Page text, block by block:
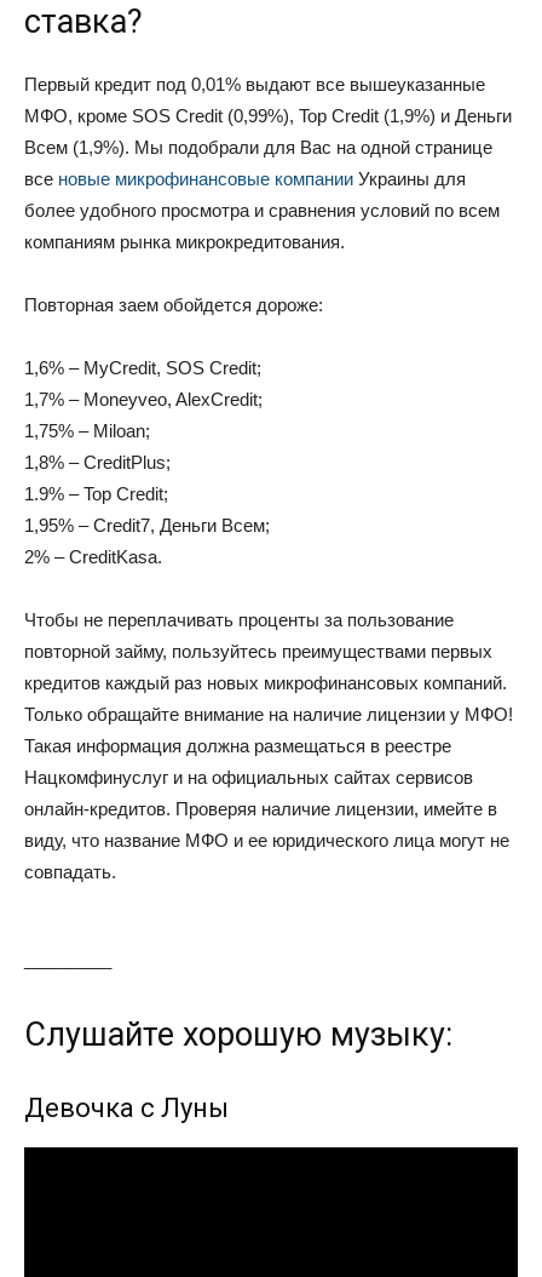
ставка?
Первый кредит под 0,01% выдают все вышеуказанные
МФО, кроме SOS Credit (0,99%), Top Credit (1,9%) и Деньги
Всем (1,9%). Мы подобрали для Вас на одной странице
все новые микрофинансовые компании Украины для
более удобного просмотра и сравнения условий по всем
компаниям рынка микрокредитования.
Повторная заем обойдется дороже:
1,6% – MyCredit, SOS Credit;
1,7% – Moneyveo, AlexCredit;
1,75% – Miloan;
1,8% – CreditPlus;
1.9% – Top Credit;
1,95% – Credit7, Деньги Всем;
2% – CreditKasa.
Чтобы не переплачивать проценты за пользование
повторной займу, пользуйтесь преимуществами первых
кредитов каждый раз новых микрофинансовых компаний.
Только обращайте внимание на наличие лицензии у МФО!
Такая информация должна размещаться в реестре
Нацкомфинуслуг и на официальных сайтах сервисов
онлайн-кредитов. Проверяя наличие лицензии, имейте в
виду, что название МФО и ее юридического лица могут не
совпадать.
Слушайте хорошую музыку:
Девочка с Луны